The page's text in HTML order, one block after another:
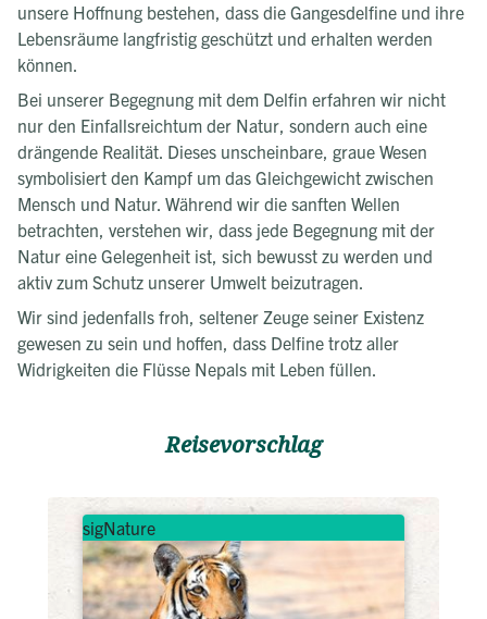
unsere Hoffnung bestehen, dass die Gangesdelfine und ihre
Lebensräume langfristig geschützt und erhalten werden
können.
Bei unserer Begegnung mit dem Delfin erfahren wir nicht
nur den Einfallsreichtum der Natur, sondern auch eine
drängende Realität. Dieses unscheinbare, graue Wesen
symbolisiert den Kampf um das Gleichgewicht zwischen
Mensch und Natur. Während wir die sanften Wellen
betrachten, verstehen wir, dass jede Begegnung mit der
Natur eine Gelegenheit ist, sich bewusst zu werden und
aktiv zum Schutz unserer Umwelt beizutragen.
Wir sind jedenfalls froh, seltener Zeuge seiner Existenz
gewesen zu sein und hoffen, dass Delfine trotz aller
Widrigkeiten die Flüsse Nepals mit Leben füllen.
Reisevorschlag
sigNature